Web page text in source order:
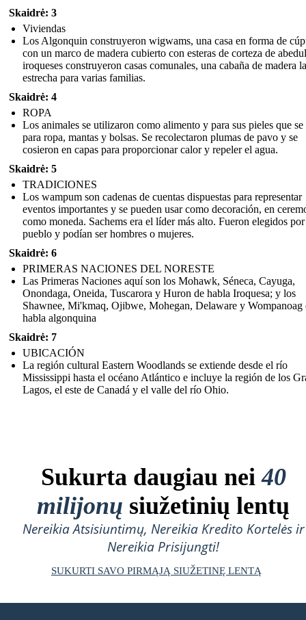
Skaidrė: 3
Viviendas
Los Algonquin construyeron wigwams, una casa en forma de
con un marco de madera cubierto con esteras de corteza de
iroqueses construyeron casas comunales, una cabaña de madera
estrecha para varias familias.
Skaidrė: 4
ROPA
Los animales se utilizaron como alimento y para sus pieles que se
para ropa, mantas y bolsas. Se recolectaron plumas de pavo y se
cosieron en capas para proporcionar calor y repeler el agua.
Skaidrė: 5
TRADICIONES
Los wampum son cadenas de cuentas dispuestas para representar
eventos importantes y se pueden usar como decoración, en
como moneda. Sachems era el líder más alto. Fueron elegidos
pueblo y podían ser hombres o mujeres.
Skaidrė: 6
PRIMERAS NACIONES DEL NORESTE
Las Primeras Naciones aquí son los Mohawk, Séneca, Cayuga,
Onondaga, Oneida, Tuscarora y Huron de habla Iroquesa; y los
Shawnee, Mi'kmaq, Ojibwe, Mohegan, Delaware y Wompanoag
habla algonquina
Skaidrė: 7
UBICACIÓN
La región cultural Eastern Woodlands se extiende desde el río
Mississippi hasta el océano Atlántico e incluye la región de los
Lagos, el este de Canadá y el valle del río Ohio.
Sukurta daugiau nei40
milijonų siužetinių lentų
Nereikia Atsisiuntimų, Nereikia Kredito Kortelės ir
Nereikia Prisijungti!
SUKURTI SAVO PIRMĄJĄ SIUŽETINĘ LENTĄ